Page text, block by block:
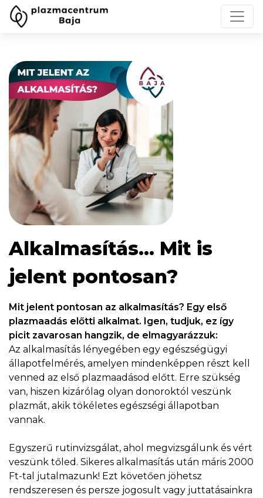
Alkalmasítás... Mit is
jelent pontosan?
Mit jelent pontosan az alkalmasítás? Egy első
plazmaadás előtti alkalmat. Igen, tudjuk, ez így
picit zavarosan hangzik, de elmagyarázzuk:
Az alkalmasítás lényegében egy egészségügyi
állapotfelmérés, amelyen mindenképpen részt kell
venned az első plazmaadásod előtt. Erre szükség
van, hiszen kizárólag olyan donoroktól veszünk
plazmát, akik tökéletes egészségi állapotban
vannak.
Egyszerű rutinvizsgálat, ahol megvizsgálunk és vért
veszünk tőled. Sikeres alkalmasítás után máris 2000
Ft-tal jutalmazunk! Ezt követően jöhetsz
rendszeresen és persze jogosult vagy juttatásainkra